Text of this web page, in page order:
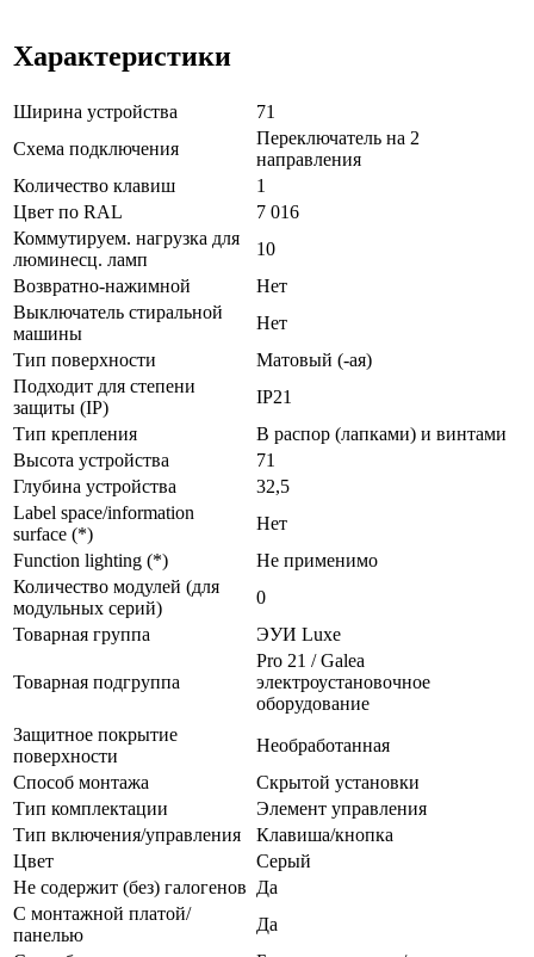
Характеристики
Ширина устройства
71
Схема подключения
Переключатель на 2
направления
Количество клавиш
1
Цвет по RAL
7 016
Коммутируем. нагрузка для
люминесц. ламп
10
Возвратно-нажимной
Нет
Выключатель стиральной
машины
Нет
Тип поверхности
Матовый (-ая)
Подходит для степени
защиты (IP)
IP21
Тип крепления
В распор (лапками) и винтами
Высота устройства
71
Глубина устройства
32,5
Label space/information
surface (*)
Нет
Function lighting (*)
Не применимо
Количество модулей (для
модульных серий)
0
Товарная группа
ЭУИ Luxe
Товарная подгруппа
Pro 21 / Galea
электроустановочное
оборудование
Защитное покрытие
поверхности
Необработанная
Способ монтажа
Скрытой установки
Тип комплектации
Элемент управления
Тип включения/управления
Клавиша/кнопка
Цвет
Серый
Не содержит (без) галогенов Да
С монтажной платой/
панелью
Да